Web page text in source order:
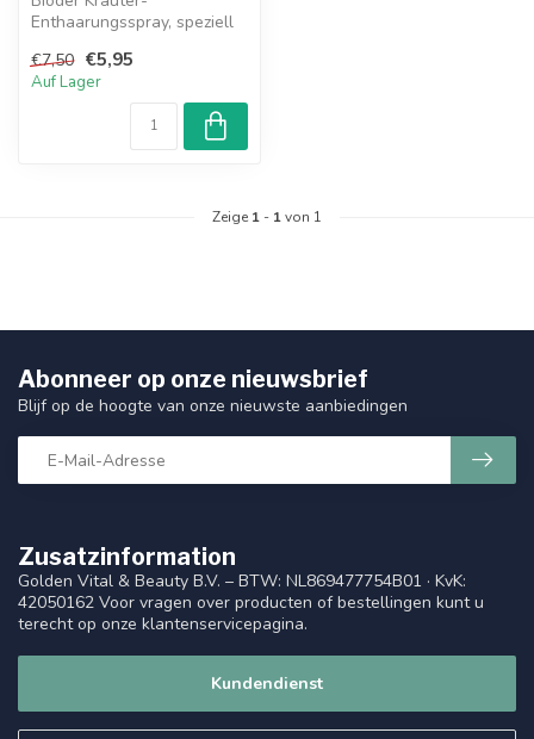
Enthaarungsspray, speziell
für die Anw...
€7,50 €5,95
Auf Lager
Zeige 1 - 1von 1
Zusatzinformation
Golden Vital & Beauty B.V. – BTW: NL869477754B01 · KvK:
42050162 Voor vragen over producten of bestellingen kunt u
terecht op onze klantenservicepagina.
Kundendienst
Abonneer op onze nieuwsbrief
Blijf op de hoogte van onze nieuwste aanbiedingen